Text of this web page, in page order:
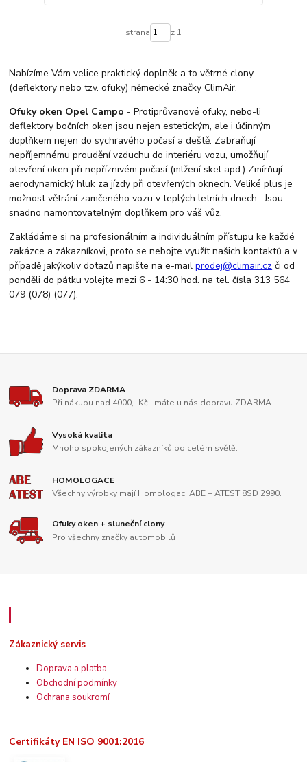
strana z 1
Nabízíme Vám velice praktický doplněk a to větrné clony
(deflektory nebo tzv. ofuky) německé značky ClimAir.
Ofuky oken Opel Campo - Protiprůvanové ofuky, nebo-li
deflektory bočních oken jsou nejen estetickým, ale i účinným
doplňkem nejen do sychravého počasí a deště. Zabraňují
nepříjemnému proudění vzduchu do interiéru vozu, umožňují
otevření oken při nepříznivém počasí (mlžení skel apd.) Zmírňují
aerodynamický hluk za jízdy při otevřených oknech. Veliké plus je
možnost větrání zamčeného vozu v teplých letních dnech. Jsou
snadno namontovatelným doplňkem pro váš vůz.
Zakládáme si na profesionálním a individuálním přístupu ke každé
zakázce a zákazníkovi, proto se nebojte využít našich kontaktů a v
případě jakýkoliv dotazů napište na e-mailprodej@climair.cz či od
ponděli do pátku volejte mezi 6 - 14:30 hod. na tel. čísla 313 564
079 (078) (077).
Doprava ZDARMA
Při nákupu nad 4000,- Kč , máte u nás dopravu ZDARMA
Vysoká kvalita
Mnoho spokojených zákazníků po celém světě.
HOMOLOGACE
Všechny výrobky mají Homologaci ABE + ATEST 8SD 2990.
Ofuky oken + sluneční clony
Pro všechny značky automobilů
Zákaznický servis
Doprava a platba
Obchodní podmínky
Ochrana soukromí
Certifikáty EN ISO 9001:2016